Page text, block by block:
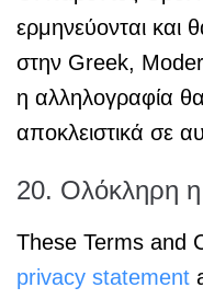
ερμηνεύονται και
στην Greek,
η αλληλογραφία
αποκλειστικά σε
20. Ολόκληρη
These Terms and
privacy statement